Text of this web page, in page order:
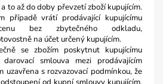
to až do doby převzetí zboží kupujícím.
případě vrátí prodávající kupujícímu
bez zbytečného odkladu,
na účet určený kupujícím.
se zbožím poskytnut kupujícímu
smlouva mezi prodávajícím
uzavřena s rozvazovací podmínkou, že